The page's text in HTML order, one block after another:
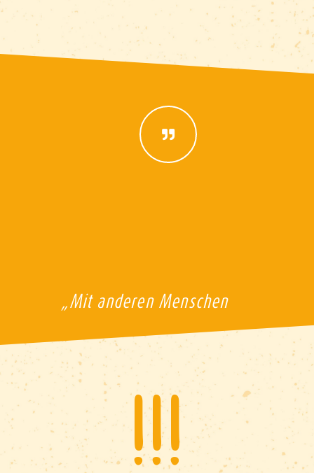
„Mit anderen Menschen
als allein.“
Dalai Lama
!!!